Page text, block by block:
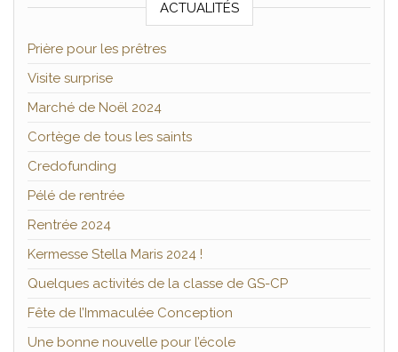
ACTUALITÉS
Prière pour les prêtres
Visite surprise
Marché de Noël 2024
Cortège de tous les saints
Credofunding
Pélé de rentrée
Rentrée 2024
Kermesse Stella Maris 2024 !
Quelques activités de la classe de GS-CP
Fête de l’Immaculée Conception
Une bonne nouvelle pour l’école